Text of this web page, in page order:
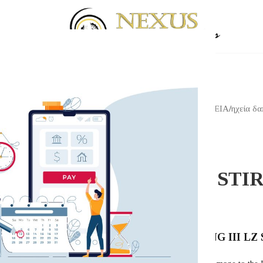
ΗΧΕΙΑ/ηχεία
TANNOY
11,599.00
TANNOY STIRLING III LZ